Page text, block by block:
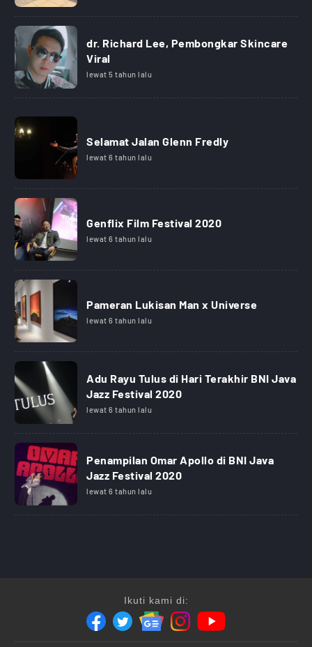
dr. Richard Lee, Pembongkar Skincare
Viral
lewat 5 tahun lalu
Selamat Jalan Glenn Fredly
lewat 6 tahun lalu
Genflix Film Festival 2020
lewat 6 tahun lalu
Pameran Lukisan Man x Universe
lewat 6 tahun lalu
Adu Rayu Tulus di Hari Terakhir BNI Java
Jazz Festival 2020
lewat 6 tahun lalu
Penampilan Omar Apollo di BNI Java
Jazz Festival 2020
lewat 6 tahun lalu
Ikuti kami di: